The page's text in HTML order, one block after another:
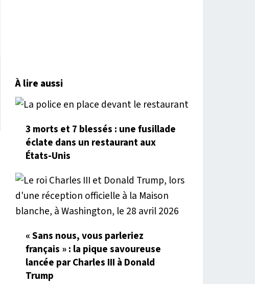
À lire aussi
3 morts et 7 blessés : une fusillade
éclate dans un restaurant aux
États-Unis
« Sans nous, vous parleriez
français » : la pique savoureuse
lancée par Charles III à Donald
Trump